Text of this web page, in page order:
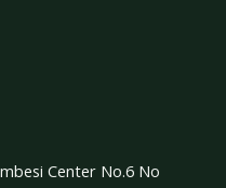
Center No.6 No